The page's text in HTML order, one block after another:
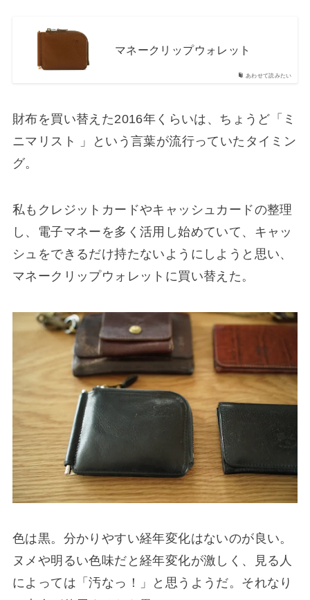
あわせて読みたい
マネークリップウォレット
財布を買い替えた2016年くらいは、ちょうど「ミ
ニマリスト 」という言葉が流行っていたタイミン
グ。
私もクレジットカードやキャッシュカードの整理
し、電子マネーを多く活用し始めていて、キャッ
シュをできるだけ持たないようにしようと思い、
マネークリップウォレットに買い替えた。
色は黒。分かりやすい経年変化はないのが良い。
ヌメや明るい色味だと経年変化が激しく、見る人
によっては「汚なっ！」と思うようだ。それなり